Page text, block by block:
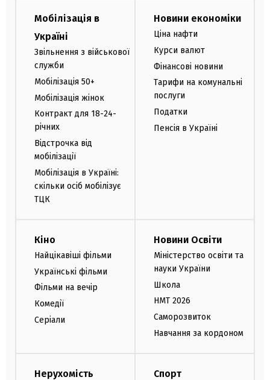
Мобілізація в
Україні
Звільнення з військової
служби
Мобілізація 50+
Мобілізація жінок
Контракт для 18-24-
річних
Відстрочка від
мобілізації
Мобілізація в Україні:
скільки осіб мобілізує
ТЦК
Новини економіки
Ціна нафти
Курси валют
Фінансові новини
Тарифи на комунальні
послуги
Податки
Пенсія в Україні
Кіно
Найцікавіші фільми
Українські фільми
Фільми на вечір
Комедії
Серіали
Новини Освіти
Міністерство освіти та
науки України
Школа
НМТ 2026
Саморозвиток
Навчання за кордоном
Нерухомість Спорт